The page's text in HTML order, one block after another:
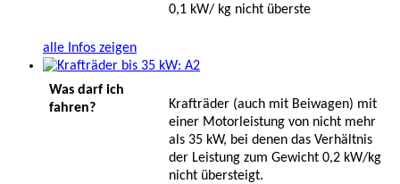
0,1 kW/ kg nicht überste
alle Infos zeigen
Was darf ich
fahren?
Krafträder (auch mit Beiwagen) mit
einer Motorleistung von nicht mehr
als 35 kW, bei denen das Verhältnis
der Leistung zum Gewicht 0,2 kW/kg
nicht übersteigt.